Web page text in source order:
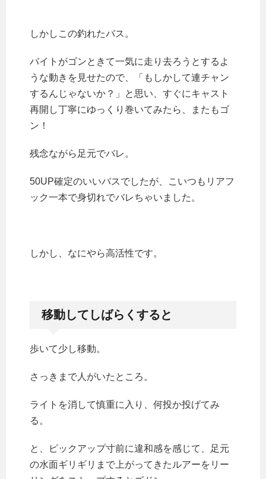
しかしこの釣れたバス。
バイトがゴンときて一気に走り去ろうとするよ
うな動きを見せたので、「もしかして連チャン
するんじゃないか？」と思い、すぐにキャスト
再開し丁寧にゆっくり巻いてみたら、またもゴ
ン！
残念ながら足元でバレ。
50UP確定のいいバスでしたが、こいつもリアフ
ック一本で身切れでバレちゃいました。
しかし、なにやら高活性です。
移動してしばらくすると
歩いて少し移動。
さっきまで人がいたところ。
ライトを消して慎重に入り、何投か投げてみ
る。
と、ピックアップ寸前に違和感を感じて、足元
の水面ギリギリまで上がってきたルアーをリー